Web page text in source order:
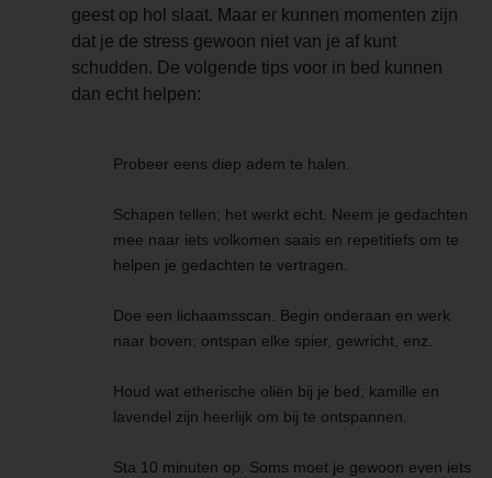
geest op hol slaat. Maar er kunnen momenten zijn
dat je de stress gewoon niet van je af kunt
schudden. De volgende tips voor in bed kunnen
dan echt helpen:
Probeer eens diep adem te halen.
Schapen tellen; het werkt echt. Neem je gedachten
mee naar iets volkomen saais en repetitiefs om te
helpen je gedachten te vertragen.
Doe een lichaamsscan. Begin onderaan en werk
naar boven; ontspan elke spier, gewricht, enz.
Houd wat etherische oliën bij je bed; kamille en
lavendel zijn heerlijk om bij te ontspannen.
Sta 10 minuten op. Soms moet je gewoon even iets